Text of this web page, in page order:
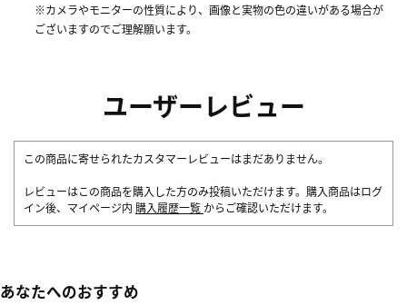
※カメラやモニターの性質により、画像と実物の色の違いがある場合が
ございますのでご理解願います。
ユーザーレビュー
この商品に寄せられたカスタマーレビューはまだありません。
レビューはこの商品を購入した方のみ投稿いただけます。購入商品はログ
イン後、マイページ内 購入履歴一覧 からご確認いただけます。
あなたへのおすすめ